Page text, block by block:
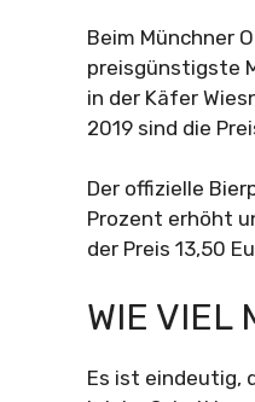
Beim Münchner
preisgünstigste
in der Käfer
2019 sind die
Der offizielle
Prozent erhöht
der Preis 13,50
WIE VIEL
Es ist eindeutig,